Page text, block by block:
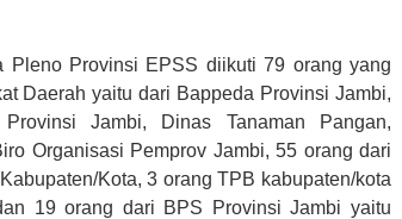
Pleno Provinsi EPSS diikuti 79 orang yang
Daerah yaitu dari Bappeda Provinsi Jambi,
Jambi, Dinas Tanaman Pangan,
Organisasi Pemprov Jambi, 55 orang dari
Kota, 3 orang TPB kabupaten/kota
19 orang dari BPS Provinsi Jambi yaitu